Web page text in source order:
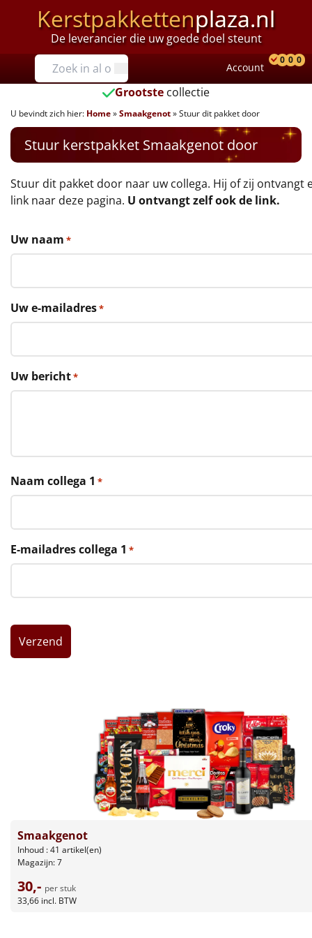
Kerstpakkettenplaza.nl
De leverancier die uw goede doel steunt
Prijzen
Tot €25
€25 tot €35
€35 tot €40
€40 tot €45
€50 tot €55
€55 tot €75
€75 tot €100
€100 en hoger
Alle kerstpakketten 2026
Rituals
Mannen
Leuke
Pizzarette
Tas
Wake up light
Account
0 0 0
Grootste collectie
U bevindt zich hier: Home»Smaakgenot»Stuur dit pakket door
Stuur kerstpakket Smaakgenot door
Stuur dit pakket door naar uw collega. Hij of zij ontvangt
link naar deze pagina. U ontvangt zelf ook de link.
Uw naam *
Uw e-mailadres*
Uw bericht*
Naam collega 1 *
E-mailadres collega 1 *
Smaakgenot
Inhoud : 41 artikel(en)
Magazijn: 7
30,- per stuk
33,66 incl. BTW